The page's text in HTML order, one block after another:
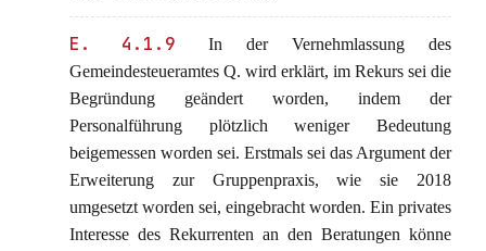
E. 4.1.9
In der Vernehmlassung des
Gemeindesteueramtes Q. wird erklärt, im Rekurs sei die
Begründung geändert worden, indem der
Personalführung plötzlich weniger Bedeutung
beigemessen worden sei. Erstmals sei das Argument der
Erweiterung zur Gruppenpraxis, wie sie 2018
umgesetzt worden sei, eingebracht worden. Ein privates
Interesse des Rekurrenten an den Beratungen könne